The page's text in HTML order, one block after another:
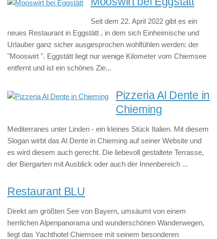
Seit dem 22. April 2022 gibt es ein
neues Restaurant in Eggstätt , in dem sich Einheimische und
Urlauber ganz sicher ausgesprochen wohlfühlen werden: der
"Mooswirt ". Eggstätt liegt nur wenige Kilometer vom Chiemsee
entfernt und ist ein schönes Zie...
Pizzeria Al Dente in
Chieming
Mediterranes unter Linden - ein kleines Stück Italien. Mit diesem
Slogan wirbt das Al Dente in Chieming auf seiner Website und
es wird diesem auch gerecht. Die liebevoll gestaltete Terrasse,
der Biergarten mit Ausblick oder auch der Innenbereich ...
Restaurant BLU
Direkt am größten See von Bayern, umsäumt von einem
herrlichen Alpenpanorama und wunderschönen Wanderwegen,
liegt das Yachthotel Chiemsee mit seinem besonderen